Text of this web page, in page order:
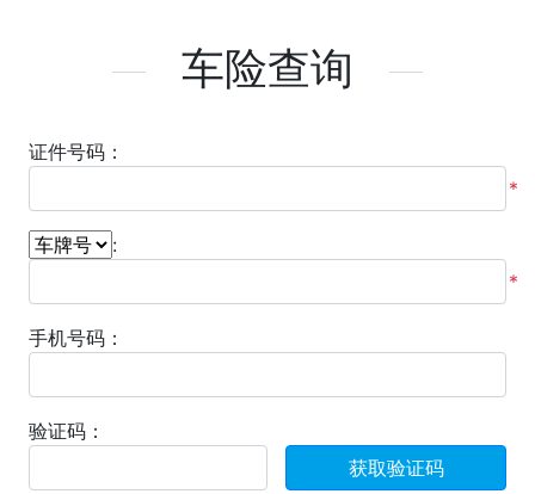
车险查询
证件号码：
*
:
*
手机号码：
验证码：